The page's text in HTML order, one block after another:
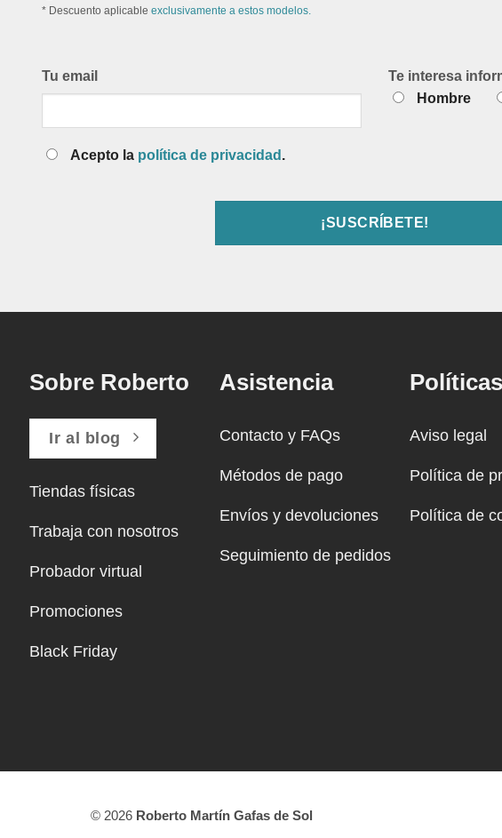
* Descuento aplicable exclusivamente a estos modelos.
Tu email
Acepto la política de privacidad .
Te interesa
Hombre
Sobre Roberto
Ir al blog
Tiendas físicas
Trabaja con nosotros
Probador virtual
Promociones
Black Friday
Asistencia
Contacto y FAQs
Métodos de pago
Envíos y devoluciones
Seguimiento de pedidos
Políticas
Aviso legal
Política de
Política de
© 2026 Roberto Martín Gafas de Sol